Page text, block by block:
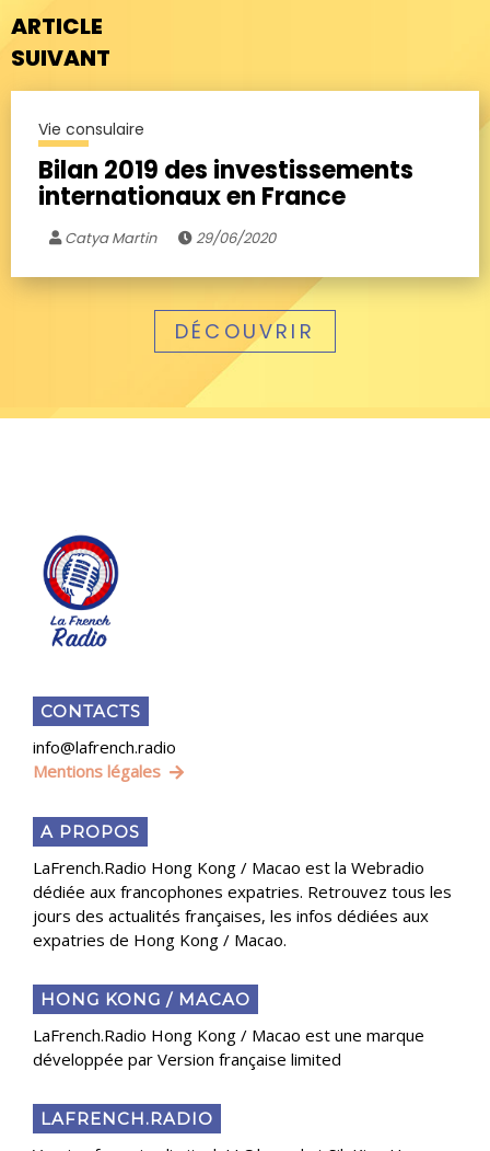
ARTICLE
SUIVANT
Vie consulaire
Bilan 2019 des investissements
internationaux en France
Catya Martin 29/06/2020
DÉCOUVRIR
CONTACTS
info@lafrench.radio
Mentions légales
A PROPOS
LaFrench.Radio Hong Kong / Macao est la Webradio
dédiée aux francophones expatries. Retrouvez tous les
jours des actualités françaises, les infos dédiées aux
expatries de Hong Kong / Macao.
HONG KONG / MACAO
LaFrench.Radio Hong Kong / Macao est une marque
développée par Version française limited
LAFRENCH.RADIO